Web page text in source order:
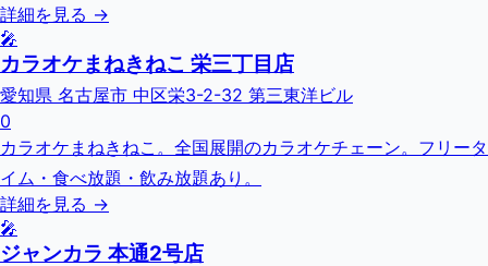
詳細を見る →
🎤
カラオケまねきねこ 栄三丁目店
愛知県 名古屋市 中区栄3-2-32 第三東洋ビル
0
カラオケまねきねこ。全国展開のカラオケチェーン。フリータ
イム・食べ放題・飲み放題あり。
詳細を見る →
🎤
ジャンカラ 本通2号店